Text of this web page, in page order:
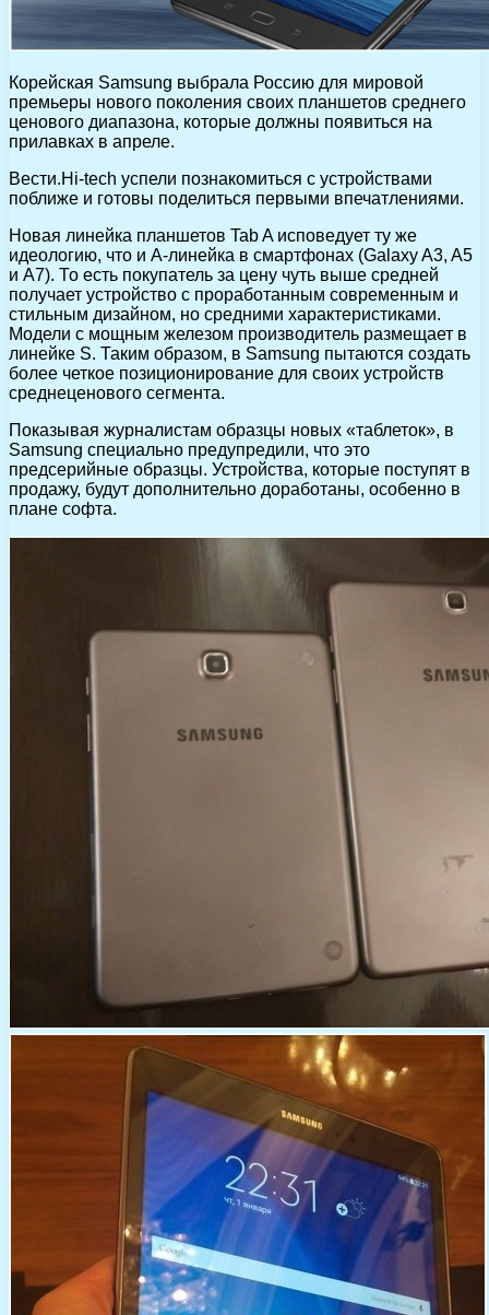
Корейская Samsung выбрала Россию для мировой
премьеры нового поколения своих планшетов среднего
ценового диапазона, которые должны появиться на
прилавках в апреле.
Вести.Hi-tech успели познакомиться с устройствами
поближе и готовы поделиться первыми впечатлениями.
Новая линейка планшетов Tab A исповедует ту же
идеологию, что и A-линейка в смартфонах (Galaxy A3, A5
и A7). То есть покупатель за цену чуть выше средней
получает устройство с проработанным современным и
стильным дизайном, но средними характеристиками.
Модели с мощным железом производитель размещает в
линейке S. Таким образом, в Samsung пытаются создать
более четкое позиционирование для своих устройств
среднеценового сегмента.
Показывая журналистам образцы новых «таблеток», в
Samsung специально предупредили, что это
предсерийные образцы. Устройства, которые поступят в
продажу, будут дополнительно доработаны, особенно в
плане софта.